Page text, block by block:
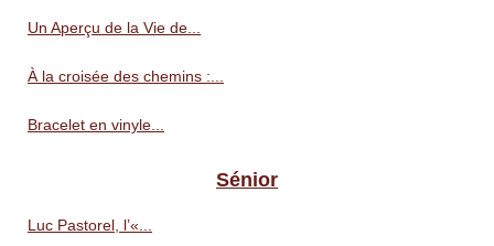
Un Aperçu de la Vie de...
À la croisée des chemins :...
Bracelet en vinyle...
Sénior
Luc Pastorel, l’«...